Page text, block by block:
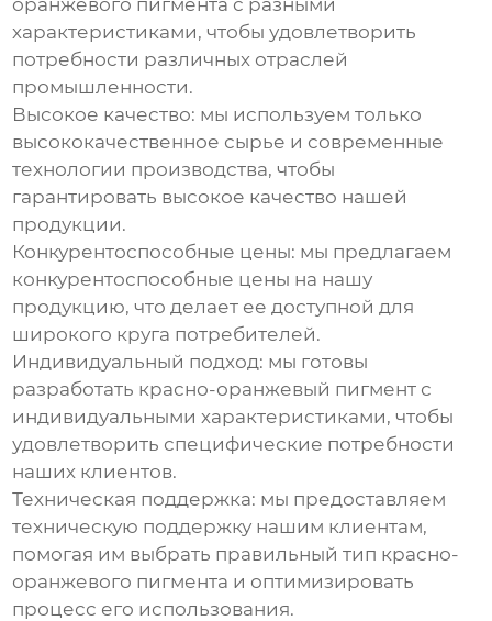
оранжевого пигмента с разными
характеристиками, чтобы удовлетворить
потребности различных отраслей
промышленности.
Высокое качество: мы используем только
высококачественное сырье и современные
технологии производства, чтобы
гарантировать высокое качество нашей
продукции.
Конкурентоспособные цены: мы предлагаем
конкурентоспособные цены на нашу
продукцию, что делает ее доступной для
широкого круга потребителей.
Индивидуальный подход: мы готовы
разработать красно-оранжевый пигмент с
индивидуальными характеристиками, чтобы
удовлетворить специфические потребности
наших клиентов.
Техническая поддержка: мы предоставляем
техническую поддержку нашим клиентам,
помогая им выбрать правильный тип красно-
оранжевого пигмента и оптимизировать
процесс его использования.